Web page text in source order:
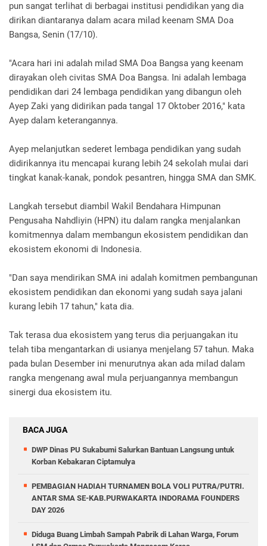
pun sangat terlihat di berbagai institusi pendidikan yang dia
dirikan diantaranya dalam acara milad keenam SMA Doa
Bangsa, Senin (17/10).
"Acara hari ini adalah milad SMA Doa Bangsa yang keenam
dirayakan oleh civitas SMA Doa Bangsa. Ini adalah lembaga
pendidikan dari 24 lembaga pendidikan yang dibangun oleh
Ayep Zaki yang didirikan pada tangal 17 Oktober 2016," kata
Ayep dalam keterangannya.
Ayep melanjutkan sederet lembaga pendidikan yang sudah
didirikannya itu mencapai kurang lebih 24 sekolah mulai dari
tingkat kanak-kanak, pondok pesantren, hingga SMA dan SMK.
Langkah tersebut diambil Wakil Bendahara Himpunan
Pengusaha Nahdliyin (HPN) itu dalam rangka menjalankan
komitmennya dalam membangun ekosistem pendidikan dan
ekosistem ekonomi di Indonesia.
"Dan saya mendirikan SMA ini adalah komitmen pembangunan
ekosistem pendidikan dan ekonomi yang sudah saya jalani
kurang lebih 17 tahun," kata dia.
Tak terasa dua ekosistem yang terus dia perjuangakan itu
telah tiba mengantarkan di usianya menjelang 57 tahun. Maka
pada bulan Desember ini menurutnya akan ada milad dalam
rangka mengenang awal mula perjuangannya membangun
sinergi dua ekosistem itu.
BACA JUGA
DWP Dinas PU Sukabumi Salurkan Bantuan Langsung untuk
Korban Kebakaran Ciptamulya
PEMBAGIAN HADIAH TURNAMEN BOLA VOLI PUTRA/PUTRI.
ANTAR SMA SE-KAB.PURWAKARTA INDORAMA FOUNDERS
DAY 2026
Diduga Buang Limbah Sampah Pabrik di Lahan Warga, Forum